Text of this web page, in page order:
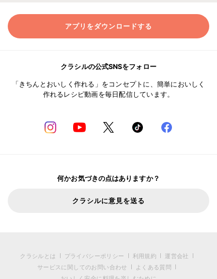
アプリをダウンロードする
クラシルの公式SNSをフォロー
「きちんとおいしく作れる」をコンセプトに、簡単においしく
作れるレシピ動画を毎日配信しています。
何かお気づきの点はありますか？
クラシルに意見を送る
クラシルとは プライバシーポリシー 利用規約
運営会社
サービスに関してのお問い合わせ
よくある質問